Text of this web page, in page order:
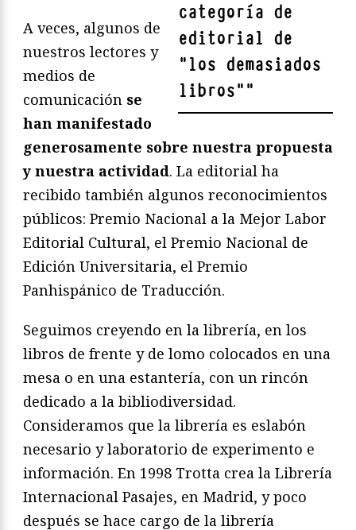
categoría de
editorial de
“los demasiados
libros”"
A veces, algunos de
nuestros lectores y
medios de
comunicación se
han manifestado
generosamente sobre nuestra propuesta
y nuestra actividad. La editorial ha
recibido también algunos reconocimientos
públicos: Premio Nacional a la Mejor Labor
Editorial Cultural, el Premio Nacional de
Edición Universitaria, el Premio
Panhispánico de Traducción.
Seguimos creyendo en la librería, en los
libros de frente y de lomo colocados en una
mesa o en una estantería, con un rincón
dedicado a la bibliodiversidad.
Consideramos que la librería es eslabón
necesario y laboratorio de experimento e
información. En 1998 Trotta crea la Librería
Internacional Pasajes, en Madrid, y poco
después se hace cargo de la librería